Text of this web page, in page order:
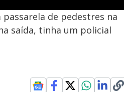
de pedestres na
saída, tinha um policial